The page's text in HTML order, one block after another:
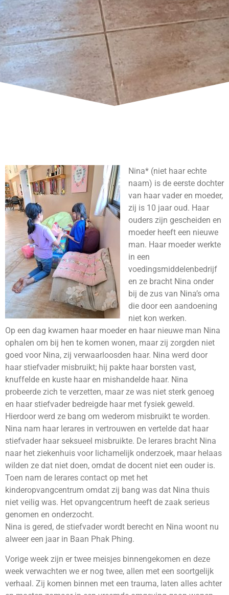
Nina* (niet haar echte
naam) is de eerste dochter
van haar vader en moeder,
zij is 10 jaar oud. Haar
ouders zijn gescheiden en
moeder heeft een nieuwe
man. Haar moeder werkte
in een
voedingsmiddelenbedrijf
en ze bracht Nina onder
bij de zus van Nina’s oma
die door een aandoening
niet kon werken.
Op een dag kwamen haar moeder en haar nieuwe man Nina
ophalen om bij hen te komen wonen, maar zij zorgden niet
goed voor Nina, zij verwaarloosden haar. Nina werd door
haar stiefvader misbruikt; hij pakte haar borsten vast,
knuffelde en kuste haar en mishandelde haar. Nina
probeerde zich te verzetten, maar ze was niet sterk genoeg
en haar stiefvader bedreigde haar met fysiek geweld.
Hierdoor werd ze bang om wederom misbruikt te worden.
Nina nam haar lerares in vertrouwen en vertelde dat haar
stiefvader haar seksueel misbruikte. De lerares bracht Nina
naar het ziekenhuis voor lichamelijk onderzoek, maar helaas
wilden ze dat niet doen, omdat de docent niet een ouder is.
Toen nam de lerares contact op met het
kinderopvangcentrum omdat zij bang was dat Nina thuis
niet veilig was. Het opvangcentrum heeft de zaak serieus
genomen en onderzocht.
Nina is gered, de stiefvader wordt berecht en Nina woont nu
alweer een jaar in Baan Phak Phing.
Vorige week zijn er twee meisjes binnengekomen en deze
week verwachten we er nog twee, allen met een soortgelijk
verhaal. Zij komen binnen met een trauma, laten alles achter